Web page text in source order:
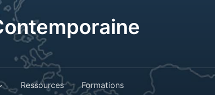
Ressources Formations